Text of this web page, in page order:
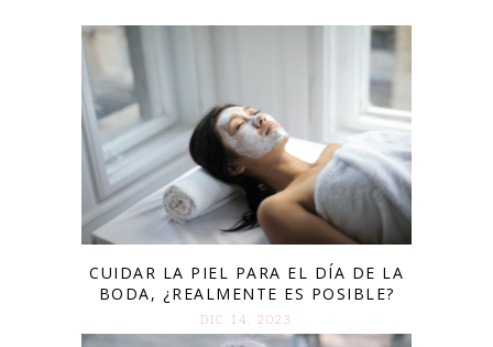
CUIDAR LA PIEL PARA EL DÍA DE LA
BODA, ¿REALMENTE ES POSIBLE?
DIC 14. 2023